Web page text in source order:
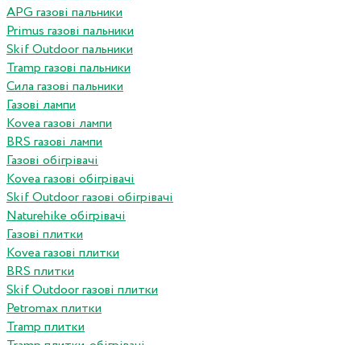
APG газові пальники
Primus газові пальники
Skif Outdoor пальники
Tramp газові пальники
Сила газові пальники
Газові лампи
Kovea газові лампи
BRS газові лампи
Газові обігрівачі
Kovea газові обігрівачі
Skif Outdoor газові обігрівачі
Naturehike обігрівачі
Газові плитки
Kovea газові плитки
BRS плитки
Skif Outdoor газові плитки
Petromax плитки
Tramp плитки